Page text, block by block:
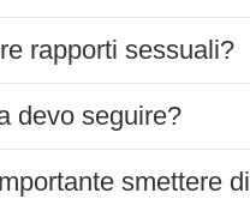
rapporti sessuali?
devo seguire?
smettere di